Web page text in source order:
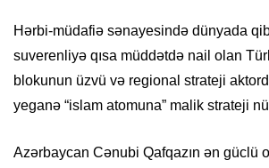
Hərbi-müdafiə sənayesində dünyada
suverenliyə qısa müddətdə nail olan
blokunun üzvü və regional strateji
yeganə “islam atomuna” malik strateji
Azərbaycan Cənubi Qafqazın ən güclü